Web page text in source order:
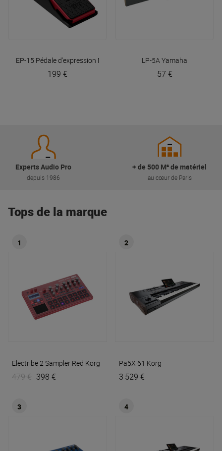
EP-15 Pédale d'expression Nord
199 €
LP-5AYamaha
57 €
Experts Audio Pro
depuis 1986
+ de 500 M² de matériel
au cœur de Paris
Tops de la marque
1
Electribe 2 Sampler Red Korg
479 € 398 €
2
Pa5X 61 Korg
3 529 €
3 4